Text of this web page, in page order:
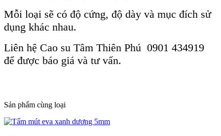
Mỗi loại sẽ có độ cứng, độ dày và mục đích sử
dụng khác nhau.
Liên hệ Cao su Tâm Thiên Phú 0901 434919
để được báo giá và tư vấn.
Sản phẩm cùng loại